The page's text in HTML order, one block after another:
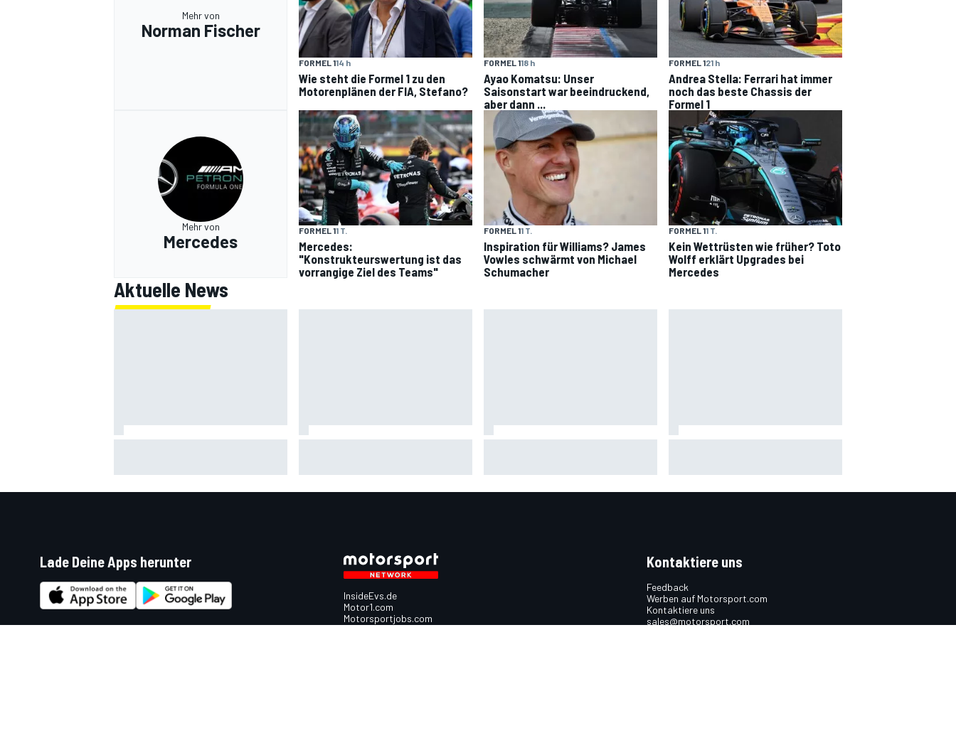
Mehr von
Norman Fischer
FORMEL 114 h
Wie steht die Formel 1 zu den
Motorenplänen der FIA, Stefano?
FORMEL 118 h
Ayao Komatsu: Unser
Saisonstart war beeindruckend,
aber dann ...
FORMEL 121 h
Andrea Stella: Ferrari hat immer
noch das beste Chassis der
Formel 1
Mehr von
Mercedes
FORMEL 11 T.
Mercedes:
"Konstrukteurswertung ist das
vorrangige Ziel des Teams"
FORMEL 11 T.
Inspiration für Williams? James
Vowles schwärmt von Michael
Schumacher
FORMEL 11 T.
Kein Wettrüsten wie früher? Toto
Wolff erklärt Upgrades bei
Mercedes
Aktuelle News
Lade Deine Apps herunter
InsideEvs.de
Motor1.com
Motorsportjobs.com
Kontaktiere uns
Feedback
Werben auf Motorsport.com
Kontaktiere uns
sales@motorsport.com